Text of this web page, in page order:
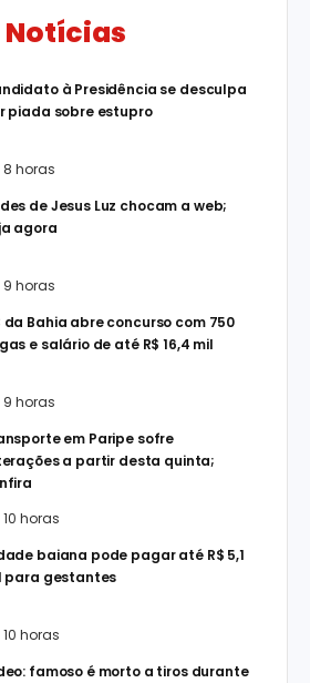
à Presidência se desculpa
piada sobre estupro
horas
de Jesus Luz chocam a web;
agora
horas
da Bahia abre concurso com 750
e salário de até R$ 16,4 mil
horas
em Paripe sofre
a partir desta quinta;
horas
baiana pode pagar até R$ 5,1
para gestantes
horas
famoso é morto a tiros durante